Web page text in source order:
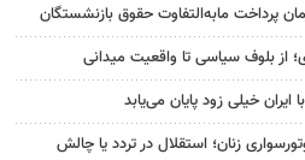
پرداخت مابه‌التفاوت حقوق بازنشستگان
از بلوف سیاسی تا واقعیت میدانی
خیلی زود پایان می‌یابد
زنان؛ استقلال در تردد یا چالش